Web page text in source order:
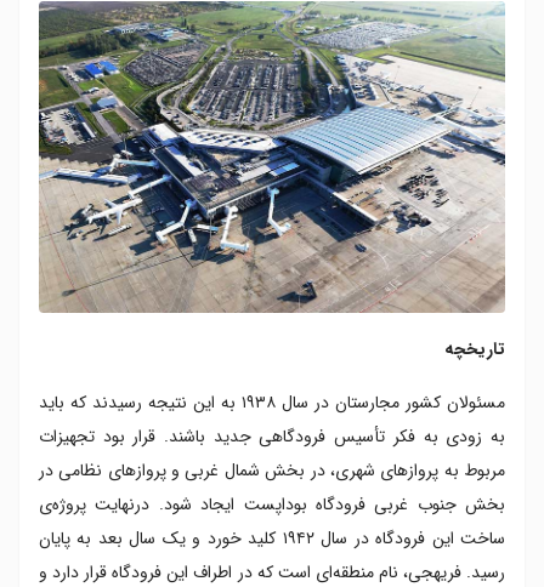
تاریخچه
مسئولان کشور مجارستان در سال ۱۹۳۸ به این نتیجه رسیدند که باید
به زودی به فکر تأسیس فرودگاهی جدید باشند. قرار بود تجهیزات
مربوط به پروازهای شهری، در بخش شمال غربی و پروازهای نظامی در
بخش جنوب غربی فرودگاه بوداپست ایجاد شود. درنهایت پروژه‌ی
ساخت این فرودگاه در سال ۱۹۴۲ کلید خورد و یک سال بعد به پایان
رسید. فریهجی، نام منطقه‌ای است که در اطراف این فرودگاه قرار دارد و